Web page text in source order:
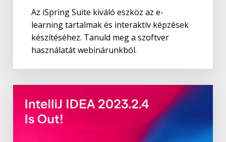
Az iSpring Suite kiváló eszköz az e-
learning tartalmak és interaktív képzések
készítéséhez. Tanuld meg a szoftver
használatát webinárunkból.